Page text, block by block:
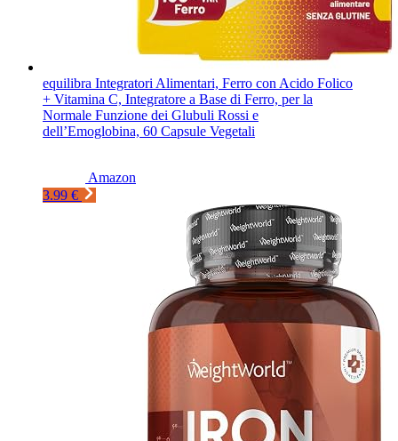
equilibra Integratori Alimentari, Ferro con Acido Folico
+ Vitamina C, Integratore a Base di Ferro, per la
Normale Funzione dei Glubuli Rossi e
dell’Emoglobina, 60 Capsule Vegetali
Amazon
3.99 €